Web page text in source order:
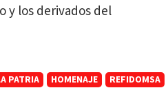
y los derivados del
PATRIA HOMENAJE REFIDOMSA